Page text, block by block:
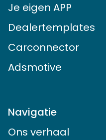
Je eigen APP
Dealertemplates
Carconnector
Adsmotive
Navigatie
Ons verhaal